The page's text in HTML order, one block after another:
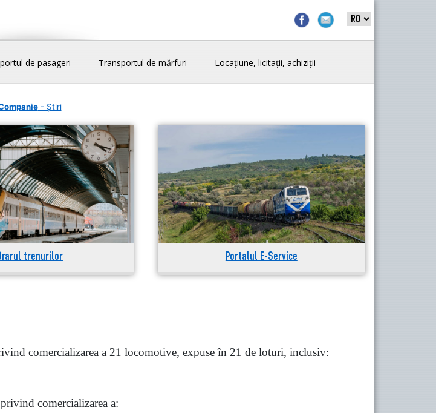
de pasageri Transportul de mărfuri Locațiune, licitații, achiziții
- Știri
trenurilor Portalul E-Service
comercializarea a 21 locomotive, expuse în 21 de loturi, inclusiv:
privind comercializarea a: